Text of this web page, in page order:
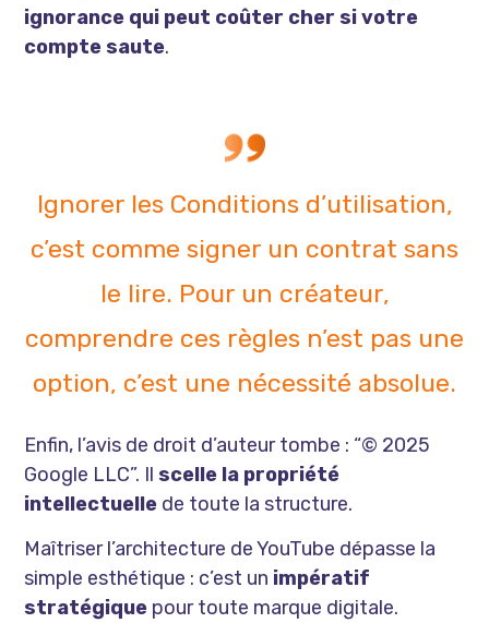
ignorance qui peut coûter cher si votre
compte saute.
Ignorer les Conditions d’utilisation,
c’est comme signer un contrat sans
le lire. Pour un créateur,
comprendre ces règles n’est pas une
option, c’est une nécessité absolue.
Enfin, l’avis de droit d’auteur tombe : “© 2025
Google LLC”. Ilscelle la propriété
intellectuelle de toute la structure.
Maîtriser l’architecture de YouTube dépasse la
simple esthétique : c’est un impératif
stratégique pour toute marque digitale.